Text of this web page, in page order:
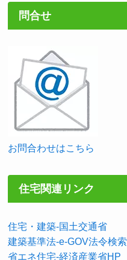
問合せ
お問合わせはこちら
住宅関連リンク
住宅・建築-国土交通省
建築基準法-e-GOV法令検索
省エネ住宅-経済産業省HP